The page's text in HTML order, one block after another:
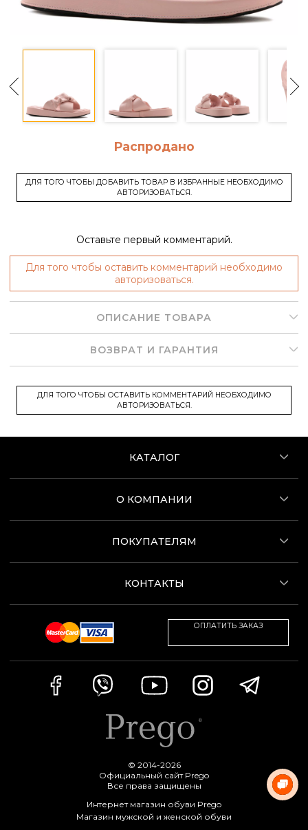
Распродано
ДЛЯ ТОГО ЧТОБЫ ДОБАВИТЬ ТОВАР В ИЗБРАННЫЕ НЕОБХОДИМО
АВТОРИЗОВАТЬСЯ.
Оставьте первый комментарий.
Для того чтобы оставить комментарий необходимо
авторизоваться.
ОПИСАНИЕ ТОВАРА
ВОЗВРАТ И ГАРАНТИЯ
ДЛЯ ТОГО ЧТОБЫ ОСТАВИТЬ КОММЕНТАРИЙ НЕОБХОДИМО
АВТОРИЗОВАТЬСЯ.
КАТАЛОГ
О КОМПАНИИ
ПОКУПАТЕЛЯМ
КОНТАКТЫ
ОПЛАТИТЬ ЗАКАЗ
© 2014-2026
Официальный сайт Prego
Все права защищены
Интернет магазин обуви Prego
Магазин мужской и женской обуви